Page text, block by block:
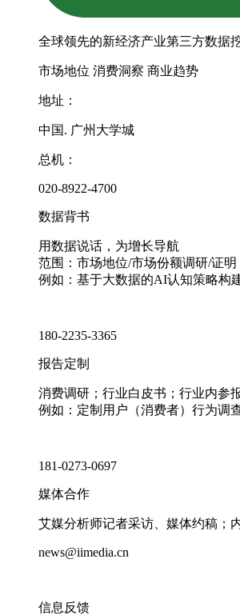
全球领先的新经济产业第三方数据
市场地位 消费洞察 商业趋势
地址：
中国. 广州大学城
总机：
020-8922-4700
数据背书
用数据说话，为增长导航
范围：市场地位/市场份额调研/证
例如：基于大数据的AI认知策略构
180-2235-3365
报告定制
消费调研；行业白皮书；行业内参
例如：定制用户（消费者）行为调
181-0273-0697
媒体合作
艾媒分析师记者采访、媒体约稿；
news@iimedia.cn
信息反馈